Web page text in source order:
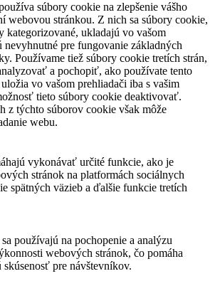
súbory cookie na zlepšenie vášho
webovou stránkou. Z nich sa súbory cookie,
kategorizované, ukladajú vo vašom
nevyhnutné pre fungovanie základných
Používame tiež súbory cookie tretích strán,
a pochopiť, ako používate tento
vo vašom prehliadači iba s vašim
tieto súbory cookie deaktivovať.
z týchto súborov cookie však môže
webu.
vykonávať určité funkcie, ako je
stránok na platformách sociálnych
spätných väzieb a ďalšie funkcie tretích
používajú na pochopenie a analýzu
webových stránok, čo pomáha
pre návštevníkov.